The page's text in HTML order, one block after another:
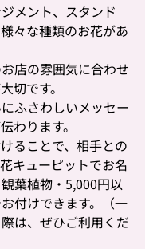
メント、スタンド
々な種類のお花があ
店の雰囲気に合わせ
切です。
ふさわしいメッセー
わります。
ることで、相手との
キューピットでお名
葉植物・5,000円以
付けできます。（一
は、ぜひご利用くだ